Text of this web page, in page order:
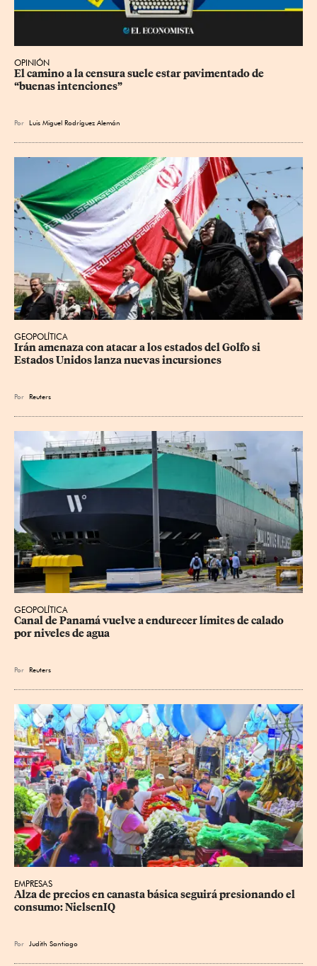
OPINIÓN
El camino a la censura suele estar pavimentado de
“buenas intenciones”
Por Luis Miguel Rodríguez Alemán
GEOPOLÍTICA
Irán amenaza con atacar a los estados del Golfo si
Estados Unidos lanza nuevas incursiones
Por Reuters
GEOPOLÍTICA
Canal de Panamá vuelve a endurecer límites de calado
por niveles de agua
Por Reuters
EMPRESAS
Alza de precios en canasta básica seguirá presionando el
consumo: NielsenIQ
Por Judith Santiago